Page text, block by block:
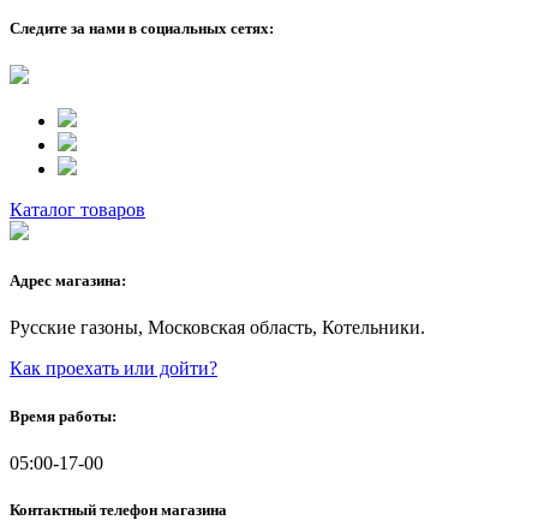
Следите за нами в социальных сетях:
Каталог товаров
Адрес магазина:
Русские газоны, Московская область, Котельники.
Как проехать или дойти?
Время работы:
05:00-17-00
Контактный телефон магазина